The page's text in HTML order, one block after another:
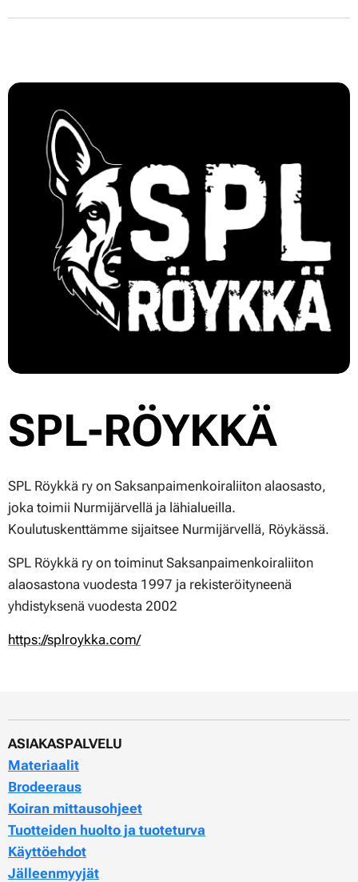
SPL-RÖYKKÄ
SPL Röykkä ry on Saksanpaimenkoiraliiton alaosasto,
joka toimii Nurmijärvellä ja lähialueilla.
Koulutuskenttämme sijaitsee Nurmijärvellä, Röykässä.
SPL Röykkä ry on toiminut Saksanpaimenkoiraliiton
alaosastona vuodesta 1997 ja rekisteröityneenä
yhdistyksenä vuodesta 2002
https://splroykka.com/
ASIAKASPALVELU
Materiaalit
Brodeeraus
Koiran mittausohjeet
Tuotteiden huolto ja tuoteturva
Käyttöehdot
Jälleenmyyjät